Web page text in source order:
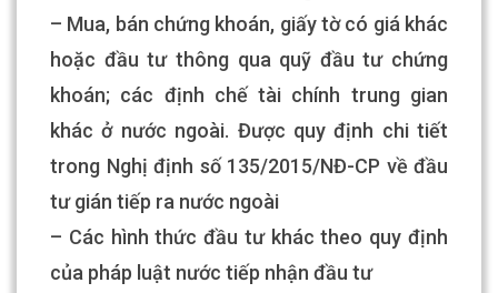
– Mua, bán chứng khoán, giấy tờ có giá khác
hoặc đầu tư thông qua quỹ đầu tư chứng
khoán; các định chế tài chính trung gian
khác ở nước ngoài. Được quy định chi tiết
trong Nghị định số 135/2015/NĐ-CP về đầu
tư gián tiếp ra nước ngoài
– Các hình thức đầu tư khác theo quy định
của pháp luật nước tiếp nhận đầu tư